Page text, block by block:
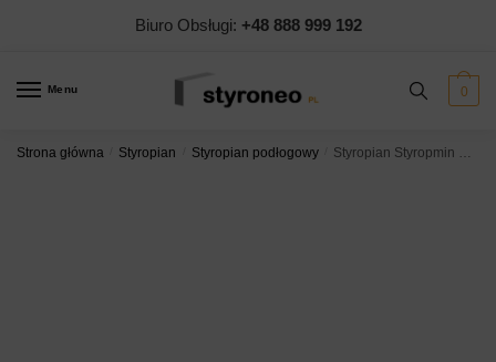
Biuro Obsługi: +48 888 999 192
Menu 0
Strona główna Styropian Styropian podłogowy Styropian Styropmin Dach/Podłoga DP CS PRO 60